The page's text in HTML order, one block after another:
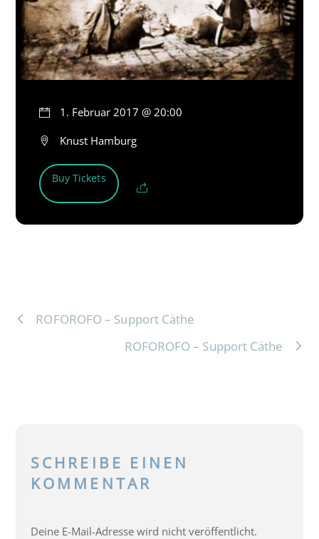
1. Februar 2017 @ 20:00
Knust Hamburg
Buy Tickets
ROFOROFO – Support Cäthe
ROFOROFO – Support Cäthe
SCHREIBE EINEN
KOMMENTAR
Deine E-Mail-Adresse wird nicht veröffentlicht.